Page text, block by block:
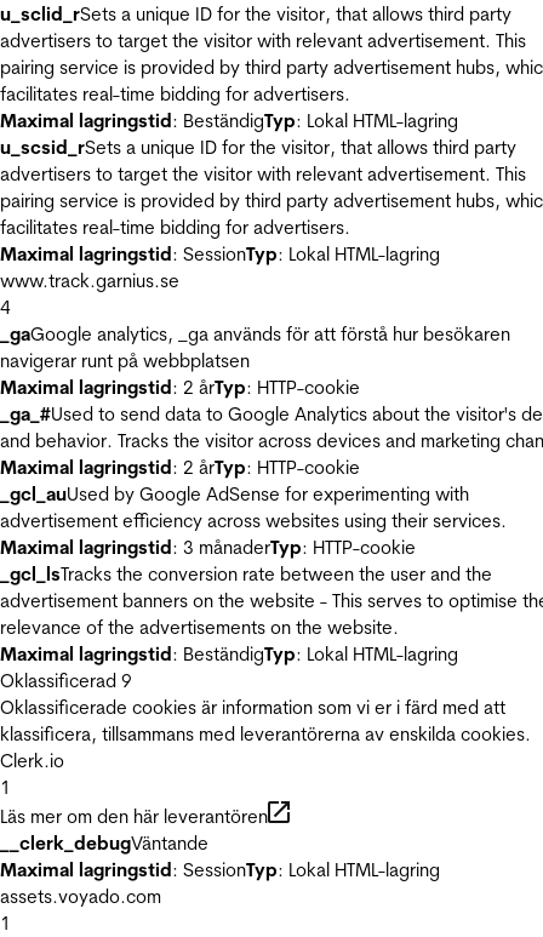
u_sclid_rSets a unique ID for the visitor, that allows third party
advertisers to target the visitor with relevant advertisement. This
pairing service is provided by third party advertisement hubs,
facilitates real-time bidding for advertisers.
Maximal lagringstid: BeständigTyp: Lokal HTML-lagring
u_scsid_rSets a unique ID for the visitor, that allows third party
advertisers to target the visitor with relevant advertisement. This
pairing service is provided by third party advertisement hubs,
facilitates real-time bidding for advertisers.
Maximal lagringstid: SessionTyp: Lokal HTML-lagring
www.track.garnius.se
4
_gaGoogle analytics, _ga används för att förstå hur besökaren
navigerar runt på webbplatsen
Maximal lagringstid: 2 årTyp: HTTP-cookie
_ga_#Used to send data to Google Analytics about the visitor's
and behavior. Tracks the visitor across devices and marketing
Maximal lagringstid: 2 årTyp: HTTP-cookie
_gcl_auUsed by Google AdSense for experimenting with
advertisement efficiency across websites using their services.
Maximal lagringstid: 3 månaderTyp: HTTP-cookie
_gcl_lsTracks the conversion rate between the user and the
advertisement banners on the website - This serves to optimise
relevance of the advertisements on the website.
Maximal lagringstid: BeständigTyp: Lokal HTML-lagring
Oklassificerad 9
Oklassificerade cookies är information som vi er i färd med att
klassificera, tillsammans med leverantörerna av enskilda cookies.
Clerk.io
1
Läs mer om den här leverantören
__clerk_debugVäntande
Maximal lagringstid: SessionTyp: Lokal HTML-lagring
assets.voyado.com
1